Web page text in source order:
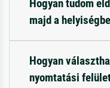
Hogyan tudom
majd a
Hogyan
nyomtatási